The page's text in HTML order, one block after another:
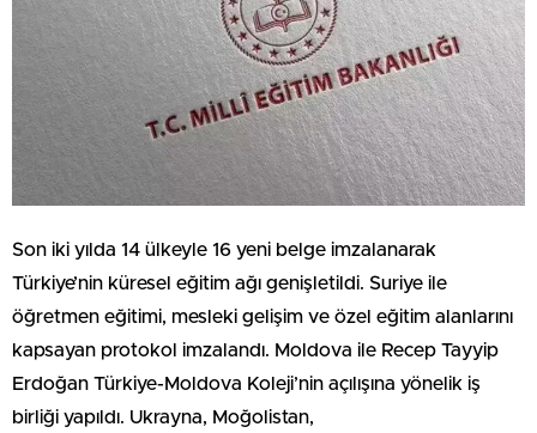
Son iki yılda 14 ülkeyle 16 yeni belge imzalanarak
Türkiye’nin küresel eğitim ağı genişletildi. ​Suriye ile
öğretmen eğitimi, mesleki gelişim ve özel eğitim alanlarını
kapsayan protokol imzalandı. ​Moldova ile Recep Tayyip
Erdoğan Türkiye-Moldova Koleji’nin açılışına yönelik iş
birliği yapıldı. ​Ukrayna, Moğolistan,